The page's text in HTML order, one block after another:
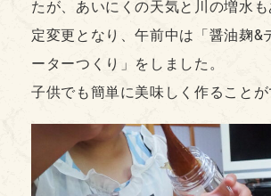
たが、あいにくの天気と川の増水
定変更となり、午前中は「醤油麹&
ーターつくり」をしました。
子供でも簡単に美味しく作ることが